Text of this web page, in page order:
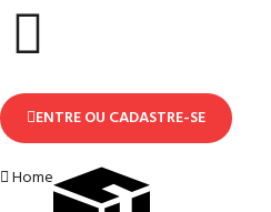
ENTRE OU CADASTRE-SE
Home